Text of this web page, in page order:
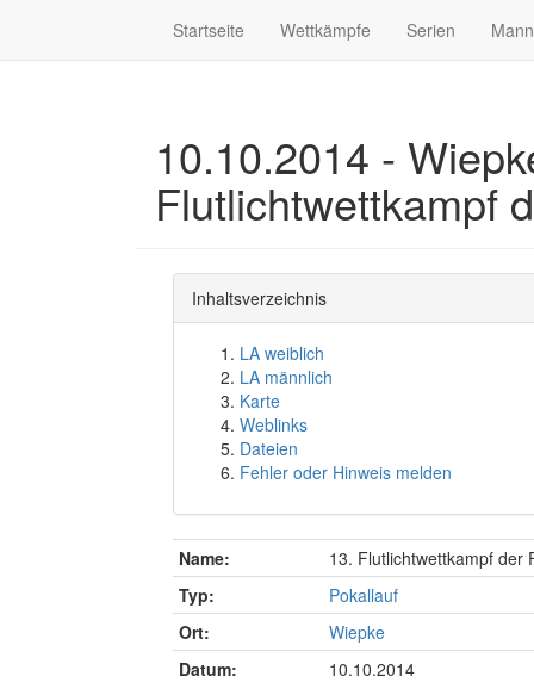
Startseite Wettkämpfe Serien
10.10.2014 -
Flutlichtwettkampf
Inhaltsverzeichnis
LA weiblich
LA männlich
Karte
Weblinks
Dateien
Fehler oder Hinweis melden
Name:
13. Flutlichtwettkampf der
Typ:
Pokallauf
Ort:
Wiepke
Datum:
10.10.2014